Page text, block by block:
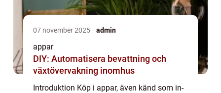
07 november 2025 admin
appar
DIY: Automatisera bevattning och
växtövervakning inomhus
Introduktion Köp i appar, även känd som in-